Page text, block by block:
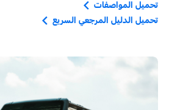
تحميل المواصفات
تحميل الدليل المرجعي السريع